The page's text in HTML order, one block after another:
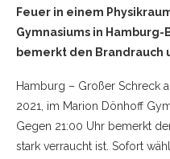
Feuer in einem
Gymnasiums in
bemerkt den Brandrauch
Hamburg – Großer Schreck
2021, im Marion Dönhoff
Gegen 21:00 Uhr bemerkt
stark verraucht ist. Sofort